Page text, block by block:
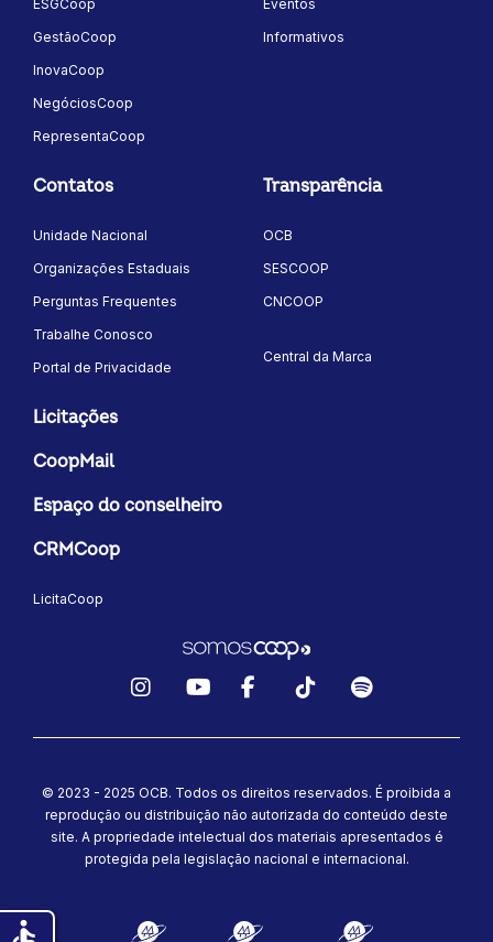
ESGCoop
GestãoCoop
InovaCoop
NegóciosCoop
RepresentaCoop
Eventos
Informativos
Contatos
Unidade Nacional
Organizações Estaduais
Perguntas Frequentes
Trabalhe Conosco
Portal de Privacidade
Transparência
OCB
SESCOOP
CNCOOP
Central da Marca
Licitações
CoopMail
Espaço do conselheiro
CRMCoop
LicitaCoop
© 2023 - 2025 OCB. Todos os direitos reservados. É proibida a
reprodução ou distribuição não autorizada do conteúdo deste
site. A propriedade intelectual dos materiais apresentados é
protegida pela legislação nacional e internacional.